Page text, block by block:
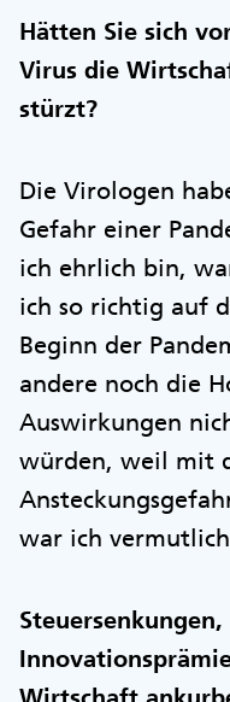
Hätten Sie sich
Virus die
stürzt?
Die Virologen
Gefahr einer
ich ehrlich bin,
ich so richtig auf
Beginn der
andere noch die
Auswirkungen
würden, weil mit
war ich